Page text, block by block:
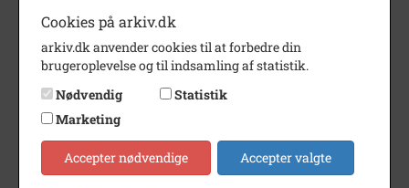
Dateringsnote
Fotograf
Nørby
Se på kort
Type
Enhed
Finderup Sogn (Kalundborg
Kommune) (1000-2050)
Cookies på arkiv.dk
arkiv.dk anvender cookies til at forbedre din
brugeroplevelse og til indsamling af statistik.
Nødvendig
Statistik
Marketing
Accepter nødvendige Accepter valgte